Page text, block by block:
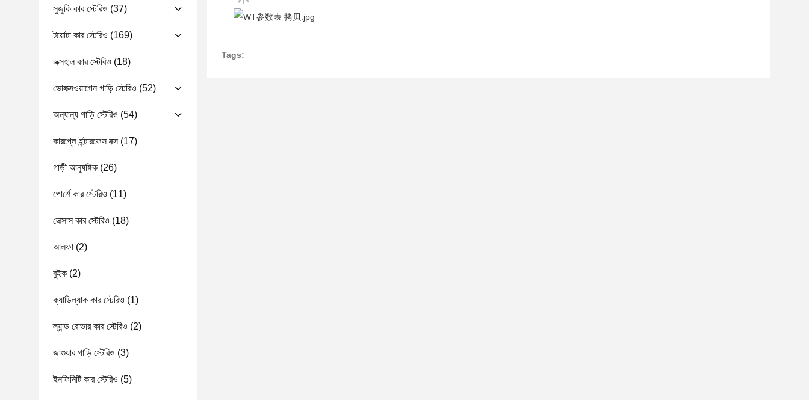
সুজুকি কার স্টেরিও (37)
টয়োটা কার স্টেরিও (169)
ভক্সহাল কার স্টেরিও (18)
ভোলক্সওয়াগেন গাড়ি স্টেরিও (52)
অন্যান্য গাড়ি স্টেরিও (54)
কারপ্লে ইন্টারফেস বক্স(17)
গাড়ী আনুষঙ্গিক (26)
পোর্শে কার স্টেরিও (11)
লেক্সাস কার স্টেরিও (18)
আলফা (2)
বুইক (2)
ক্যাডিল্যাক কার স্টেরিও (1)
ল্যান্ড রোভার কার স্টেরিও (2)
জাগুয়ার গাড়ি স্টেরিও (3)
ইনফিনিটি কার স্টেরিও (5)
Tags: